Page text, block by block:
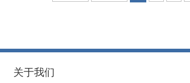
关于我们